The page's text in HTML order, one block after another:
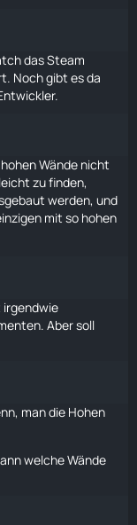
dasSteam
Noch gibt es da
Wände nicht
zu finden,
werden, und
mit so hohen
irgendwie
Aber soll
man die Hohen
welche Wände